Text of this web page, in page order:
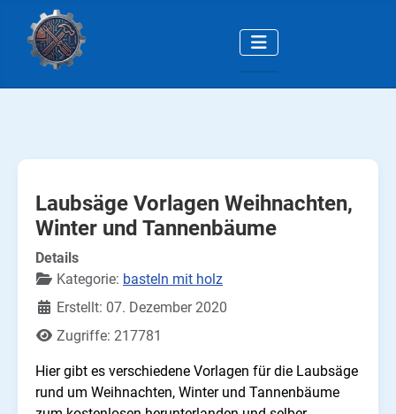
Laubsäge Vorlagen Weihnachten,
Winter und Tannenbäume
Details
Kategorie: basteln mit holz
Erstellt: 07. Dezember 2020
Zugriffe: 217781
Hier gibt es verschiedene Vorlagen für die Laubsäge
rund um Weihnachten, Winter und Tannenbäume